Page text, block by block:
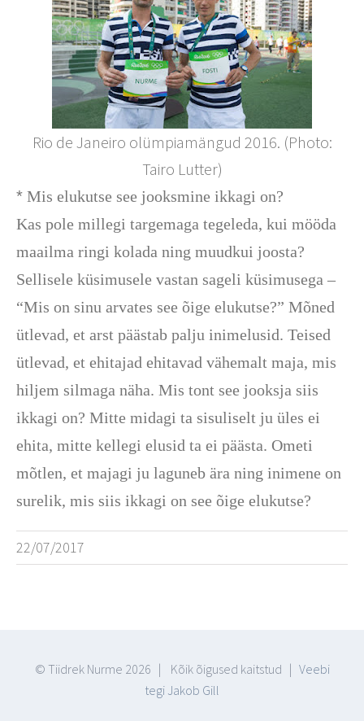
Rio de Janeiro olümpiamängud 2016. (Photo:
Tairo Lutter)
* Mis elukutse see jooksmine ikkagi on?
Kas pole millegi targemaga tegeleda, kui mööda
maailma ringi kolada ning muudkui joosta?
Sellisele küsimusele vastan sageli küsimusega –
“Mis on sinu arvates see õige elukutse?” Mõned
ütlevad, et arst päästab palju inimelusid. Teised
ütlevad, et ehitajad ehitavad vähemalt maja, mis
hiljem silmaga näha. Mis tont see jooksja siis
ikkagi on? Mitte midagi ta sisuliselt ju üles ei
ehita, mitte kellegi elusid ta ei päästa. Ometi
mõtlen, et majagi ju laguneb ära ning inimene on
surelik, mis siis ikkagi on see õige elukutse?
22/07/2017
© Tiidrek Nurme 2026 | Kõik õigused kaitstud | Veebi
tegi Jakob Gill